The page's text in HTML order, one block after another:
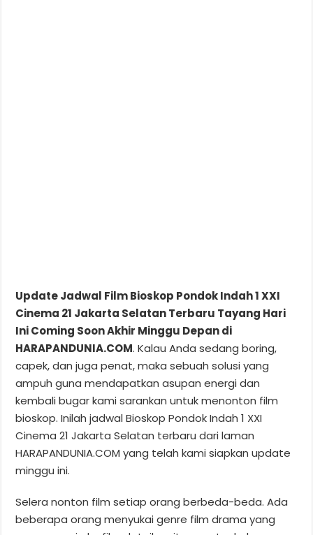
Update Jadwal Film Bioskop Pondok Indah 1 XXI
Cinema 21 Jakarta Selatan Terbaru Tayang Hari
Ini Coming Soon Akhir Minggu Depan di
HARAPANDUNIA.COM. Kalau Anda sedang boring,
capek, dan juga penat, maka sebuah solusi yang
ampuh guna mendapatkan asupan energi dan
kembali bugar kami sarankan untuk menonton film
bioskop. Inilah jadwal Bioskop Pondok Indah 1 XXI
Cinema 21 Jakarta Selatan terbaru dari laman
HARAPANDUNIA.COM yang telah kami siapkan update
minggu ini.
Selera nonton film setiap orang berbeda-beda. Ada
beberapa orang menyukai genre film drama yang